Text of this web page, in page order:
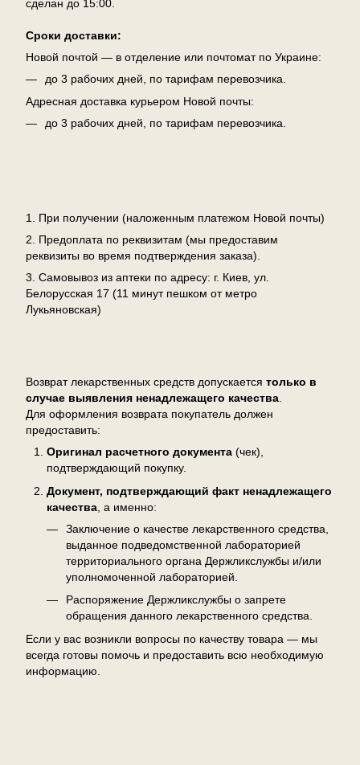
сделан до 15:00.
Сроки доставки:
Новой почтой — в отделение или почтомат по Украине:
до 3 рабочих дней, по тарифам перевозчика.
Адресная доставка курьером Новой почты:
до 3 рабочих дней, по тарифам перевозчика.
1. При получении (наложенным платежом Новой почты)
2. Предоплата по реквизитам (мы предоставим
реквизиты во время подтверждения заказа).
3. Самовывоз из аптеки по адресу: г. Киев, ул.
Белорусская 17 (11 минут пешком от метро
Лукьяновская)
Возврат лекарственных средств допускается только в
случае выявления ненадлежащего качества.
Для оформления возврата покупатель должен
предоставить:
Оригинал расчетного документа (чек),
подтверждающий покупку.
Документ, подтверждающий факт ненадлежащего
качества , а именно:
Заключение о качестве лекарственного средства,
выданное подведомственной лабораторией
территориального органа Держликслужбы и/или
уполномоченной лабораторией.
Распоряжение Держликслужбы о запрете
обращения данного лекарственного средства.
Если у вас возникли вопросы по качеству товара — мы
всегда готовы помочь и предоставить всю необходимую
информацию.